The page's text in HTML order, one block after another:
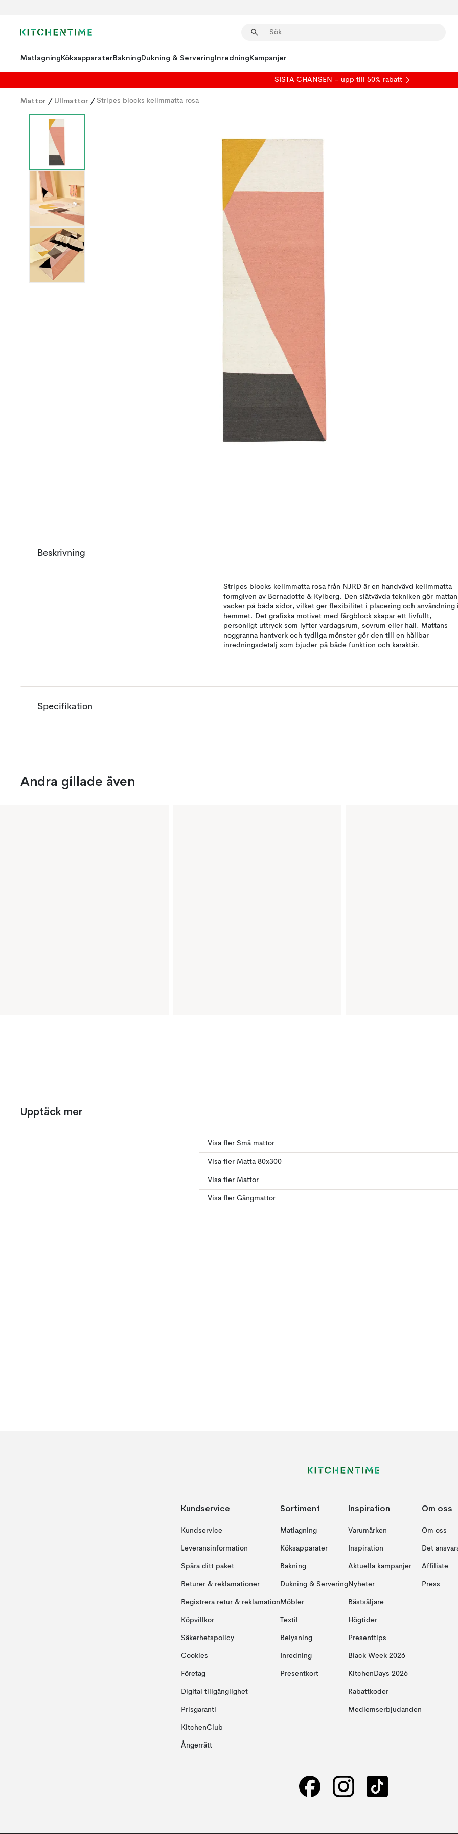
MatlagningKöksapparaterBakningDukning & ServeringInredningKampanjer
SISTA CHANSEN – upp till 50% rabatt
Mattor / Ullmattor / Stripes blocks kelimmatta rosa
Beskrivning
Stripes blocks kelimmatta rosa från NJRD är en handvävd kelimmatta
formgiven av Bernadotte & Kylberg. Den slätvävda tekniken gör mattan
vacker på båda sidor, vilket ger flexibilitet i placering och användning
hemmet. Det grafiska motivet med färgblock skapar ett livfullt,
personligt uttryck som lyfter vardagsrum, sovrum eller hall. Mattans
noggranna hantverk och tydliga mönster gör den till en hållbar
inredningsdetalj som bjuder på både funktion och karaktär.
Specifikation
Andra gillade även
Upptäck mer
Visa fler Små mattor
Visa fler Matta 80x300
Visa fler Mattor
Visa fler Gångmattor
Kundservice
Kundservice
Leveransinformation
Spåra ditt paket
Returer & reklamationer
Registrera retur & reklamation
Köpvillkor
Säkerhetspolicy
Cookies
Företag
Digital tillgänglighet
Prisgaranti
KitchenClub
Ångerrätt
Sortiment
Matlagning
Köksapparater
Bakning
Dukning & Servering
Möbler
Textil
Belysning
Inredning
Presentkort
Inspiration
Varumärken
Inspiration
Aktuella kampanjer
Nyheter
Bästsäljare
Högtider
Presenttips
Black Week 2026
KitchenDays 2026
Rabattkoder
Medlemserbjudanden
Om oss
Om oss
Det
Affiliate
Press